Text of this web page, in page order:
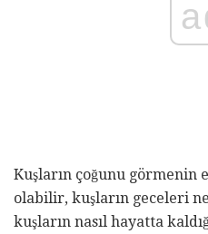
Kuşların çoğunu görmenin
olabilir, kuşların geceleri
kuşların nasıl hayatta